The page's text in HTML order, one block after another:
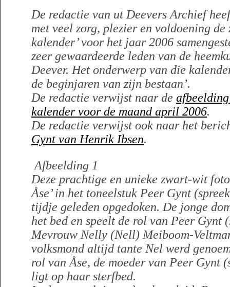
De redactie van ut Deevers Archief
met veel zorg, plezier en voldoening de
kalender’ voor het jaar 2006
zeer gewaardeerde leden van de
Deever. Het onderwerp van die
de beginjaren van zijn bestaan’.
De redactie verwijst naar de
kalender voor de maand april 2006.
De redactie verwijst ook naar het
Gynt van Henrik Ibsen.
Afbeelding 1
Deze prachtige en unieke zwart-wit
Åse’ in het toneelstuk Peer Gynt
tijdje geleden opgedoken. De jonge
het bed en speelt de rol van Peer Gynt
Mevrouw Nelly (Nell) Meiboom-
volksmond altijd tante Nel werd
rol van Åse, de moeder van Peer Gynt
ligt op haar sterfbed.